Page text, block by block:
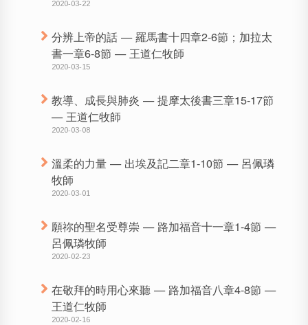
2020-03-22
分辨上帝的話 — 羅馬書十四章2-6節；加拉太
書一章6-8節 — 王道仁牧師
2020-03-15
教導、成長與肺炎 — 提摩太後書三章15-17節
— 王道仁牧師
2020-03-08
溫柔的力量 — 出埃及記二章1-10節 — 呂佩璘
牧師
2020-03-01
願祢的聖名受尊崇 — 路加福音十一章1-4節 —
呂佩璘牧師
2020-02-23
在敬拜的時用心來聽 — 路加福音八章4-8節 —
王道仁牧師
2020-02-16